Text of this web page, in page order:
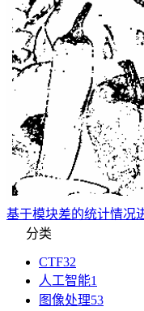
基于模块差的统计情况
分类
CTF32
人工智能1
图像处理53